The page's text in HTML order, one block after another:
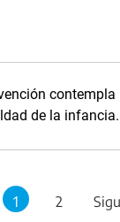
de la infancia.
1 2